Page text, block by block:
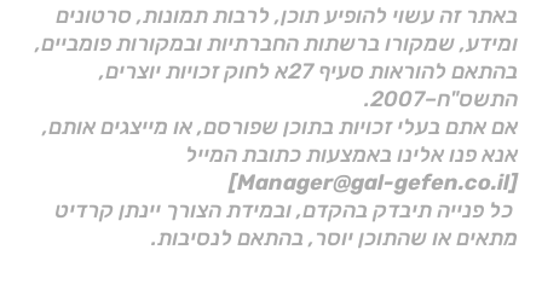
באתר זה עשוי להופיע תוכן, לרבות תמונות, סרטונים
ומידע, שמקורו ברשתות החברתיות ובמקורות פומביים,
בהתאם להוראות סעיף 27א לחוק זכויות יוצרים,
התשס"ח–2007.
אם אתם בעלי זכויות בתוכן שפורסם, או מייצגים אותם,
אנא פנו אלינו באמצעות כתובת המייל
[Manager@gal-gefen.co.il]
כל פנייה תיבדק בהקדם, ובמידת הצורך יינתן קרדיט
מתאים או שהתוכן יוסר, בהתאם לנסיבות.